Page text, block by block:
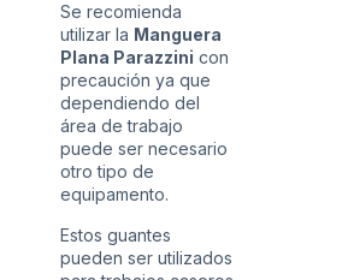
Se recomienda
utilizar la Manguera
Plana Parazzini con
precaución ya que
dependiendo del
área de trabajo
puede ser necesario
otro tipo de
equipamento.
Estos guantes
pueden ser utilizados